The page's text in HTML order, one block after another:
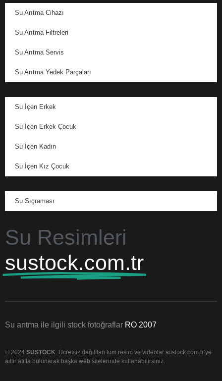
Su Arıtma Cihazı
Su Arıtma Filtreleri
Su Arıtma Servis
Su Arıtma Yedek Parçaları
Su İçen Erkek
Su İçen Erkek Çocuk
Su İçen Kadın
Su İçen Kız Çocuk
Su Sıçraması
Su Resimleri
sustock.com.tr
Su arıtma ile ilgili stock fotoğraflar RO 2007
© 2024 SUSTOCK. Ücretsiz dağıtılan tüm resim ve videolar sustock.com.tr’ye
aittir atıfta bulunarak başka web sitelerinde kullanabilirsiniz.